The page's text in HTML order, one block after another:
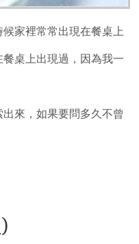
家裡常常出現在餐桌上
桌上出現過，因為我一
來，如果要問多久不曾